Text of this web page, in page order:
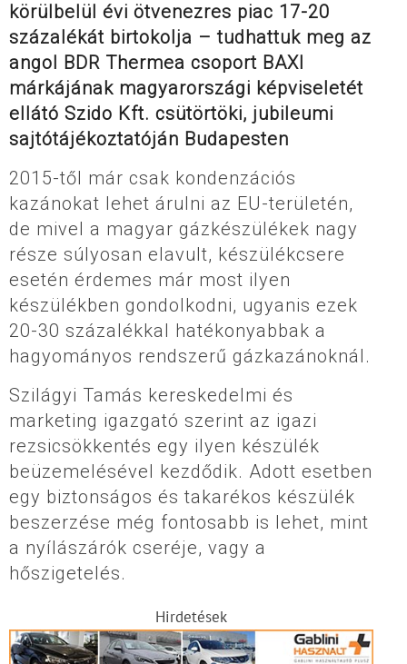
körülbelül évi ötvenezres piac 17-20
százalékát birtokolja – tudhattuk meg az
angol BDR Thermea csoport BAXI
márkájának magyarországi képviseletét
ellátó Szido Kft. csütörtöki, jubileumi
sajtótájékoztatóján Budapesten
2015-től már csak kondenzációs
kazánokat lehet árulni az EU-területén,
de mivel a magyar gázkészülékek nagy
része súlyosan elavult, készülékcsere
esetén érdemes már most ilyen
készülékben gondolkodni, ugyanis ezek
20-30 százalékkal hatékonyabbak a
hagyományos rendszerű gázkazánoknál.
Szilágyi Tamás kereskedelmi és
marketing igazgató szerint az igazi
rezsicsökkentés egy ilyen készülék
beüzemelésével kezdődik. Adott esetben
egy biztonságos és takarékos készülék
beszerzése még fontosabb is lehet, mint
a nyílászárók cseréje, vagy a
hőszigetelés.
Hirdetések